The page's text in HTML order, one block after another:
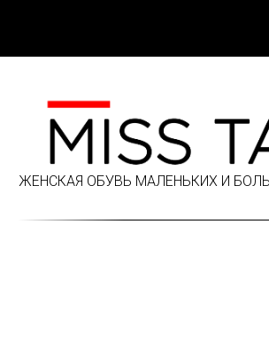
ЖЕНСКАЯ ОБУВЬ МАЛЕНЬКИХ И